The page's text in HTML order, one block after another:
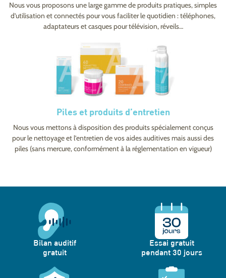
Nous vous proposons une large gamme de produits pratiques, simples
d’utilisation et connectés pour vous faciliter le quotidien : téléphones,
adaptateurs et casques pour télévision, réveils…
Piles et produits d’entretien
Nous vous mettons à disposition des produits spécialement conçus
pour le nettoyage et l’entretien de vos aides auditives mais aussi des
piles (sans mercure, conformément à la réglementation en vigueur)
Bilan auditif
gratuit
Essai gratuit
pendant 30 jours